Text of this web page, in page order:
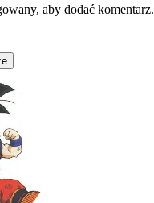
aby dodać komentarz.